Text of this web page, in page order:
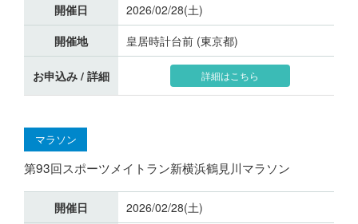
開催日
2026/02/28(土)
開催地
皇居時計台前 (東京都)
お申込み / 詳細 詳細はこちら
マラソン
第93回スポーツメイトラン新横浜鶴見川マラソン
開催日
2026/02/28(土)